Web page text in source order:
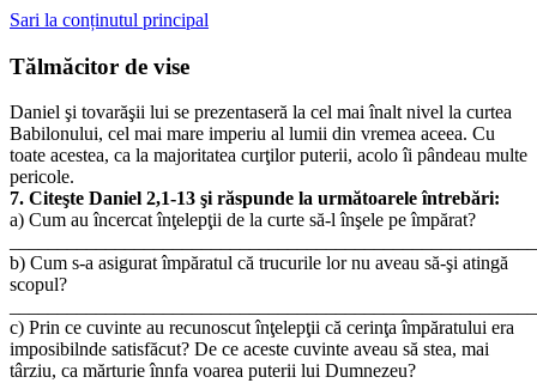
Sari la conținutul principal
Tălmăcitor de vise
Daniel şi tovarăşii lui se prezentaseră la cel mai înalt nivel la curtea
Babilonului, cel mai mare imperiu al lumii din vremea aceea. Cu
toate acestea, ca la majoritatea curţilor puterii, acolo îi pândeau multe
pericole.
7. Citeşte Daniel 2,1-13 şi răspunde la următoarele întrebări:
a) Cum au încercat înţelepţii de la curte să-l înşele pe împărat?
b) Cum s-a asigurat împăratul că trucurile lor nu aveau să-şi atingă
scopul?
c) Prin ce cuvinte au recunoscut înţelepţii că cerinţa împăratului era
imposibilnde satisfăcut? De ce aceste cuvinte aveau să stea, mai
târziu, ca mărturie înnfa voarea puterii lui Dumnezeu?